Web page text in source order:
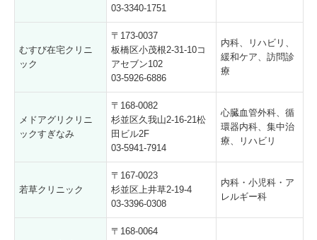
03-3340-1751
むすび在宅クリニ
ック
〒173-0037
板橋区小茂根2-31-10コ
アセブン102
03-5926-6886
内科、リハビリ、
緩和ケア、訪問診
療
メドアグリクリニ
ックすぎなみ
〒168-0082
杉並区久我山2-16-21松
田ビル2F
03-5941-7914
心臓血管外科、循
環器内科、集中治
療、リハビリ
若草クリニック
〒167-0023
杉並区上井草2-19-4
03-3396-0308
内科・小児科・ア
レルギー科
〒168-0064